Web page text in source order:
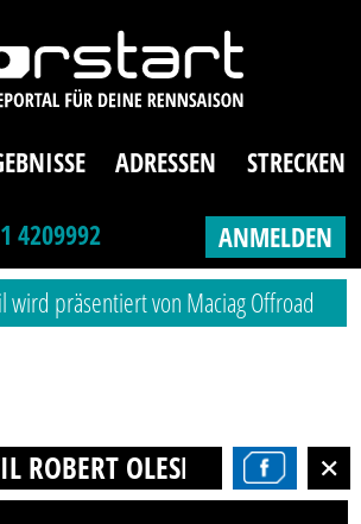
ADRESSEN
STRECKEN
4209992
ANMELDEN
wird präsentiert von Maciag Offroad
ROBERT OLESNICK